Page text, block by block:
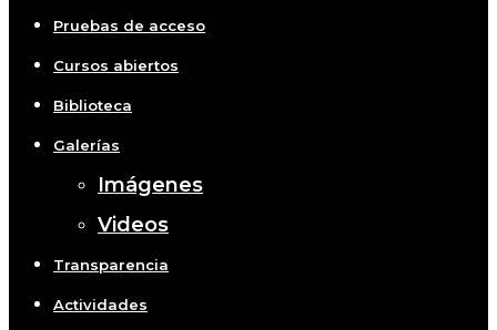
Pruebas de acceso
Cursos abiertos
Biblioteca
Galerías
Imágenes
Videos
Transparencia
Actividades